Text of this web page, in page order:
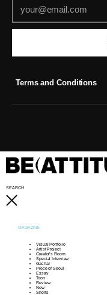
Terms and Conditions
SEARCH
MAGAZINE
Visual Portfolio
Artist Project
Creator’s Room
Special Interview
Gacha!
Piece of Seoul
Essay
Toon
Review
Now
Shorts